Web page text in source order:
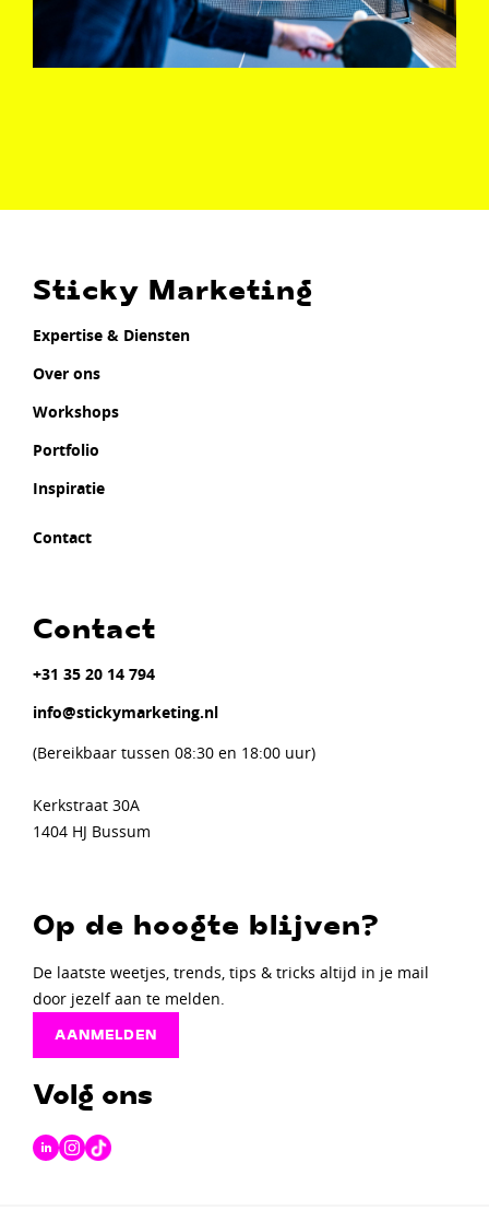
Sticky Marketing
Expertise & Diensten
Over ons
Workshops
Portfolio
Inspiratie
Contact
Contact
+31 35 20 14 794
info@stickymarketing.nl
(Bereikbaar tussen 08:30 en 18:00 uur)
Kerkstraat 30A
1404 HJ Bussum
Op de hoogte blijven?
De laatste weetjes, trends, tips & tricks altijd in je mail
door jezelf aan te melden.
AANMELDEN
Volg ons